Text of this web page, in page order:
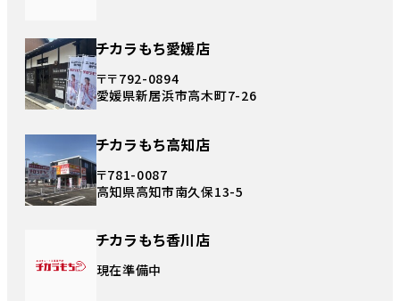
チカラもち愛媛店
〒〒792-0894
愛媛県新居浜市高木町7-26
チカラもち高知店
〒781-0087
高知県高知市南久保13-5
チカラもち香川店
現在準備中